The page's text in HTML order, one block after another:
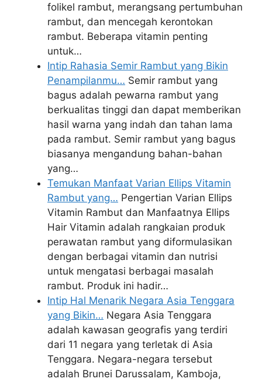
folikel rambut, merangsang pertumbuhan
rambut, dan mencegah kerontokan
rambut. Beberapa vitamin penting
untuk…
Intip Rahasia Semir Rambut yang Bikin
Penampilanmu… Semir rambut yang
bagus adalah pewarna rambut yang
berkualitas tinggi dan dapat memberikan
hasil warna yang indah dan tahan lama
pada rambut. Semir rambut yang bagus
biasanya mengandung bahan-bahan
yang…
Temukan Manfaat Varian Ellips Vitamin
Rambut yang… Pengertian Varian Ellips
Vitamin Rambut dan Manfaatnya Ellips
Hair Vitamin adalah rangkaian produk
perawatan rambut yang diformulasikan
dengan berbagai vitamin dan nutrisi
untuk mengatasi berbagai masalah
rambut. Produk ini hadir…
Intip Hal Menarik Negara Asia Tenggara
yang Bikin… Negara Asia Tenggara
adalah kawasan geografis yang terdiri
dari 11 negara yang terletak di Asia
Tenggara. Negara-negara tersebut
adalah Brunei Darussalam, Kamboja,